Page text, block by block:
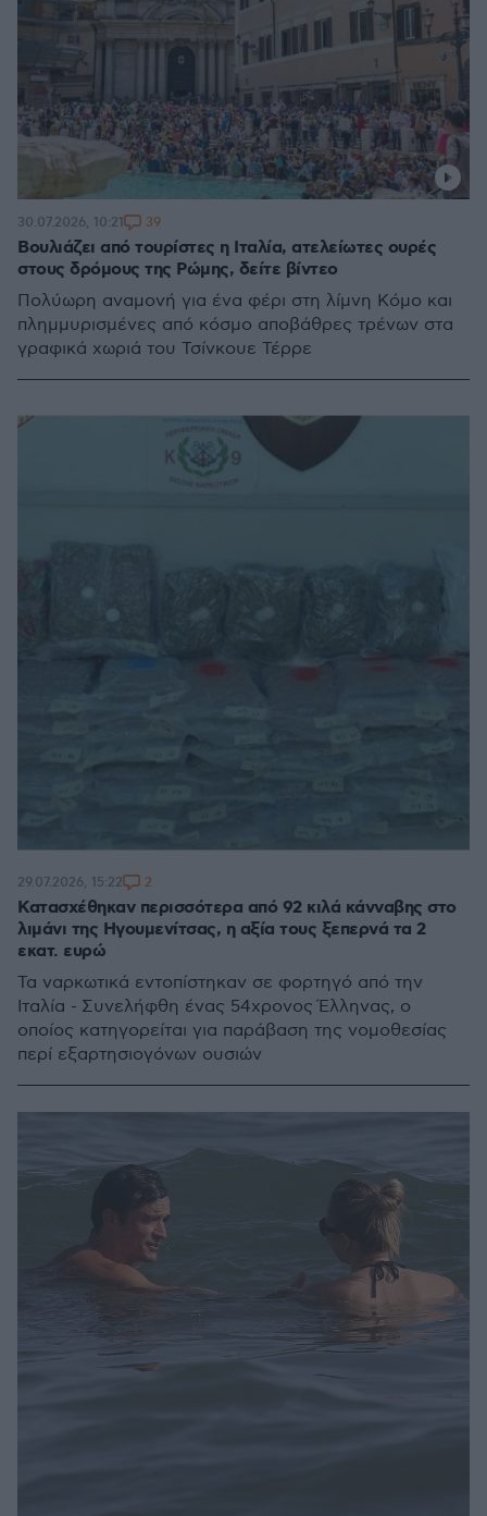
Βουλιάζει από τουρίστες η Ιταλία, ατελείωτες ουρές
στους δρόμους της Ρώμης, δείτε βίντεο
Πολύωρη αναμονή για ένα φέρι στη λίμνη Κόμο και
πλημμυρισμένες από κόσμο αποβάθρες τρένων στα
γραφικά χωριά του Τσίνκουε Τέρρε
30.07.2026, 10:21 39
Κατασχέθηκαν περισσότερα από 92 κιλά κάνναβης στο
λιμάνι της Ηγουμενίτσας, η αξία τους ξεπερνά τα 2
εκατ. ευρώ
Τα ναρκωτικά εντοπίστηκαν σε φορτηγό από την
Ιταλία - Συνελήφθη ένας 54χρονος Έλληνας, ο
οποίος κατηγορείται για παράβαση της νομοθεσίας
περί εξαρτησιογόνων ουσιών
29.07.2026, 15:22 2